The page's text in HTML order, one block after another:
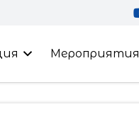
Мероприятия